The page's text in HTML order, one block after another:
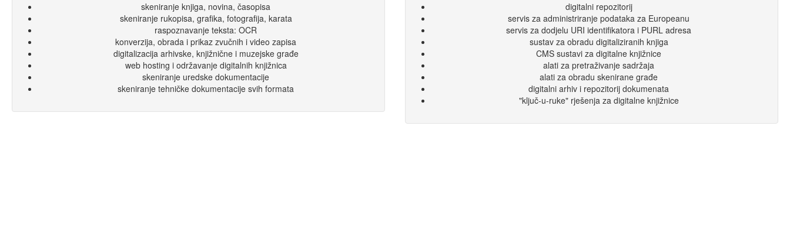
skeniranje knjiga, novina, časopisa
skeniranje rukopisa, grafika, fotografija, karata
raspoznavanje teksta: OCR
konverzija, obrada i prikaz zvučnih i video zapisa
digitalizacija arhivske, knjižnične i muzejske građe
web hosting i održavanje digitalnih knjižnica
skeniranje uredske dokumentacije
skeniranje tehničke dokumentacije svih formata
digitalni repozitorij
servis za administriranje podataka za Europeanu
servis za dodjelu URI identifikatora i PURL adresa
sustav za obradu digitaliziranih knjiga
CMS sustavi za digitalne knjižnice
alati za pretraživanje sadržaja
alati za obradu skenirane građe
digitalni arhiv i repozitorij dokumenata
"ključ-u-ruke" rješenja za digitalne knjižnice